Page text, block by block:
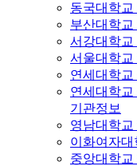
동국대학
부산대학
서강대학
서울대학
연세대학
연세대학
기관정보
영남대학
이화여자
중앙대학